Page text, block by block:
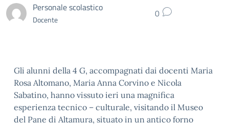
Personale scolastico
Docente 0
Gli alunni della 4 G, accompagnati dai docenti Maria
Rosa Altomano, Maria Anna Corvino e Nicola
Sabatino, hanno vissuto ieri una magnifica
esperienza tecnico – culturale, visitando il Museo
del Pane di Altamura, situato in un antico forno